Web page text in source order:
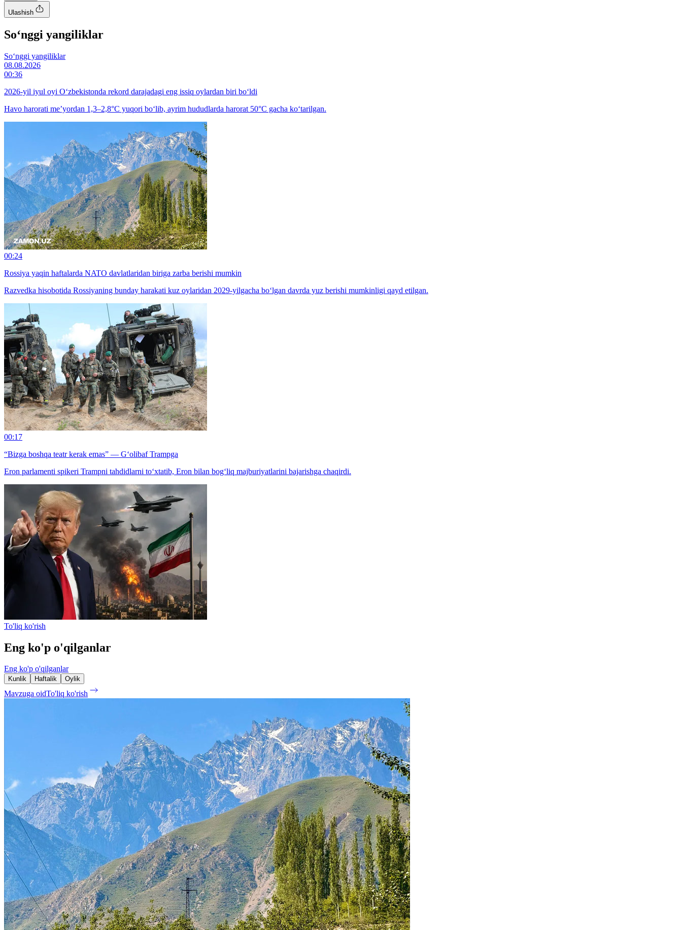
Ulashish
So‘nggi yangiliklar
So‘nggi yangiliklar
08.08.2026
00:36
2026-yil iyul oyi O‘zbekistonda rekord darajadagi eng issiq oylardan biri bo‘ldi
Havo harorati me’yordan 1,3–2,8°C yuqori bo‘lib, ayrim hududlarda harorat 50°C gacha ko‘tarilgan.
00:24
Rossiya yaqin haftalarda NATO davlatlaridan biriga zarba berishi mumkin
Razvedka hisobotida Rossiyaning bunday harakati kuz oylaridan 2029-yilgacha bo‘lgan davrda yuz berishi mumkinligi qayd etilgan.
00:17
“Bizga boshqa teatr kerak emas” — G‘olibaf Trampga
Eron parlamenti spikeri Trampni tahdidlarni to‘xtatib, Eron bilan bog‘liq majburiyatlarini bajarishga chaqirdi.
To'liq ko'rish
Eng ko'p o'qilganlar
Eng ko'p o'qilganlar
Kunlik Haftalik Oylik
Mavzuga oidTo'liq ko'rish